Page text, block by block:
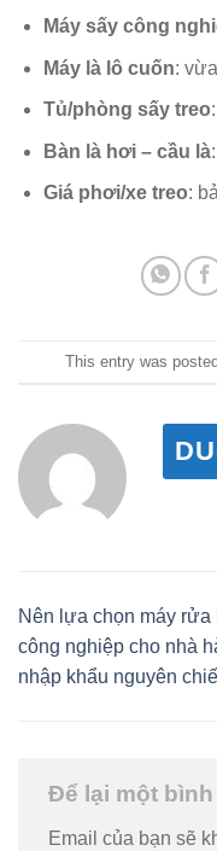
Máy sấy công
Máy là lô cuốn:
Tủ/phòng sấy treo
Bàn là hơi – cầu là
Giá phơi/xe treo:
This entry was
Nên lựa chọn máy rửa
công nghiệp cho nhà
nhập khẩu nguyên
Để lại một
Email của bạn sẽ